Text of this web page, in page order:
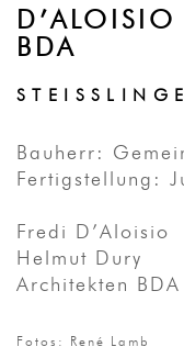
D’ALOISIO
BDA
GRUND-
Bauherr:
Fertigstellung:
Fredi D’Aloisio
Helmut Dury
Architekten BDA
Fotos: René Lamb